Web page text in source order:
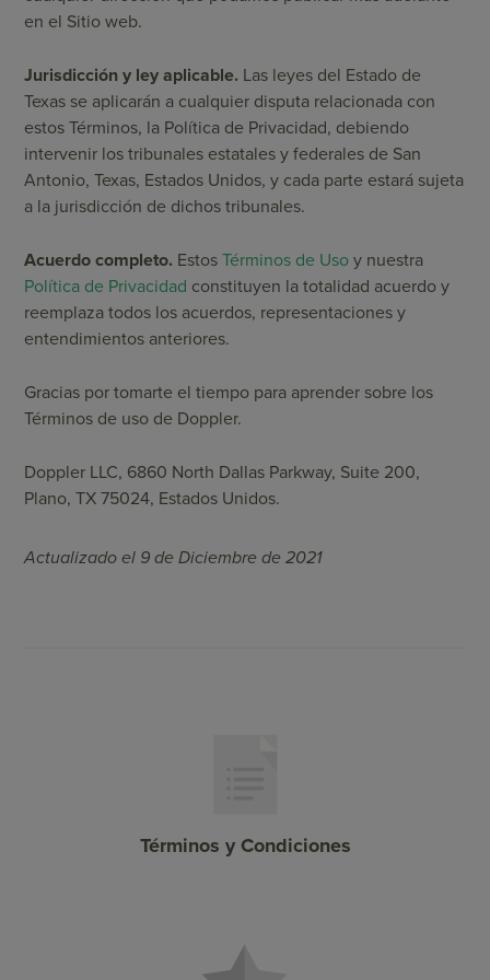
en el Sitio web.
Jurisdicción y ley aplicable. Las leyes del Estado de
Texas se aplicarán a cualquier disputa relacionada con
estos Términos, la Política de Privacidad, debiendo
intervenir los tribunales estatales y federales de San
Antonio, Texas, Estados Unidos, y cada parte estará sujeta
a la jurisdicción de dichos tribunales.
Acuerdo completo. EstosTérminos de Uso y nuestra
Política de Privacidad constituyen la totalidad acuerdo y
reemplaza todos los acuerdos, representaciones y
entendimientos anteriores.
Gracias por tomarte el tiempo para aprender sobre los
Términos de uso de Doppler.
Doppler LLC, 6860 North Dallas Parkway, Suite 200,
Plano, TX 75024, Estados Unidos.
Actualizado el 9 de Diciembre de 2021
Términos y Condiciones